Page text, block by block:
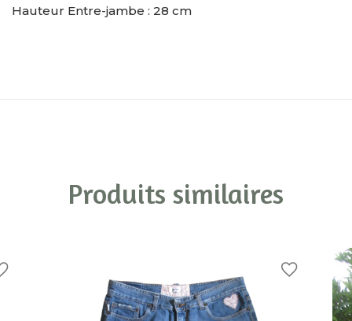
Hauteur Entre-jambe : 28 cm
Produits similaires